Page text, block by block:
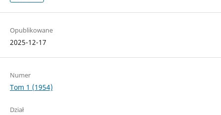
Opublikowane
2025-12-17
Numer
Tom 1 (1954)
Dział